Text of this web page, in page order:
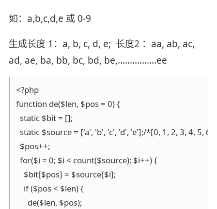
如：a,b,c,d,e 或 0-9
生成长度 1：a, b, c, d, e; 长度2 ：aa, ab, ac,
ad, ae, ba, bb, bc, bd, be,................ee
<?php
function de($len, $pos = 0) {
  static $bit = [];
static $source = ['a', 'b', 'c', 'd', 'e'];/*[0, 1, 2, 3, 4, 5, 6,
  $pos++;
  for($i = 0; $i < count($source); $i++) {
    $bit[$pos] = $source[$i];
    if ($pos < $len) {
      de($len, $pos);